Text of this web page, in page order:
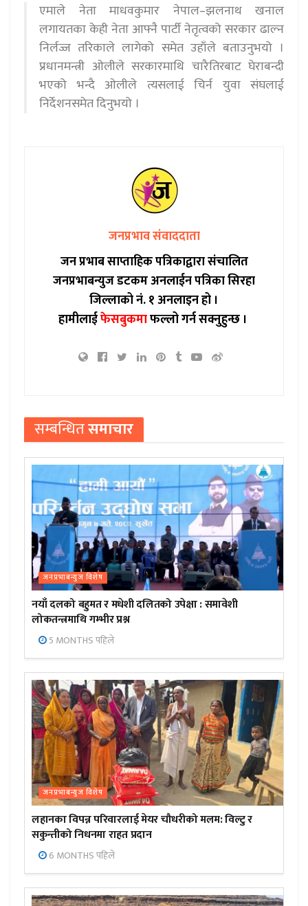
एमाले नेता माधवकुमार नेपाल–झलनाथ खनाल
लगायतका केही नेता आफ्नै पार्टी नेतृत्वको सरकार ढाल्न
निर्लज्ज तरिकाले लागेको समेत उहाँले बताउनुभयो ।
प्रधानमन्त्री ओलीले सरकारमाथि चारैतिरबाट घेराबन्दी
भएको भन्दै ओलीले त्यसलाई चिर्न युवा संघलाई
निर्देशनसमेत दिनुभयो ।
जनप्रभाव संवाददाता
जन प्रभाब साप्ताहिक पत्रिकाद्वारा संचालित
जनप्रभाबन्युज डटकम अनलाईन पत्रिका सिरहा
जिल्लाको नं. १ अनलाइन हो ।
हामीलाईफेसबुकमाफल्लो गर्न सक्नुहुन्छ ।
सम्बन्धितसमाचार
जनप्रभाबन्युज विशेष
नयाँ दलको बहुमत र मधेशी दलितको उपेक्षा : समावेशी
लोकतन्त्रमाथि गम्भीर प्रश्न
5 MONTHS पहिले
जनप्रभाबन्युज विशेष
लहानका विपन्न परिवारलाई मेयर चौधरीको मलम: विल्टु र
सकुन्तीको निधनमा राहत प्रदान
6 MONTHS पहिले